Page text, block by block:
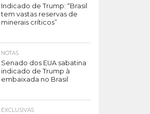
Indicado de Trump: “Brasil
tem vastas reservas de
minerais críticos”
NOTAS
Senado dos EUA sabatina
indicado de Trump à
embaixada no Brasil
EXCLUSIVAS